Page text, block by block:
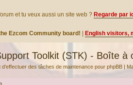
et tu veux aussi un site web ? Regarde par
Ezcom Community board! English visitors,
Toolkit (STK) - Boîte à
d’effectuer des tâches de maintenance pour phpBB |